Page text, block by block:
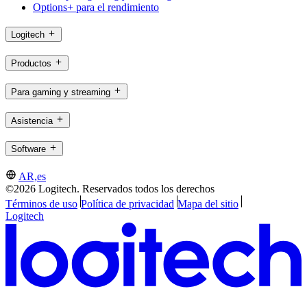
Options+ para el rendimiento
Logitech
Productos
Para gaming y streaming
Asistencia
Software
AR,es
©2026 Logitech. Reservados todos los derechos
Términos de uso Política de privacidad Mapa del sitio
Logitech